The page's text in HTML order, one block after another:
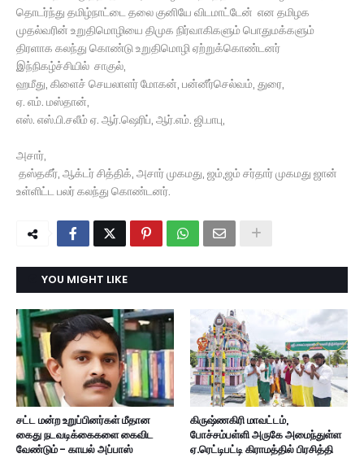
தொடர்ந்து தமிழ்நாட்டை தலை குனியே விடமாட்டேன் என தமிழக
முதல்வரின் உறுதிமொழியை திமுக நிர்வாகிகளும் பொதுமக்களும்
திரளாக கலந்து கொண்டு உறுதிமொழி ஏற்றுக்கொண்டனர்
இந்நிகழ்ச்சியில் சாகுல்,
ஹமீது, கிளைச் செயலாளர் மோகன், பன்னீர்செல்வம், துரை,
ஏ. எம். மஸ்தான்,
எஸ். எஸ்.பி.சலீம் ஏ. ஆர்.ஷெரிப், ஆர்.எம். ஜி.பாபு,
அசார்,
தஸ்தகீர், ஆக்டர் சித்திக், அசார் முகமது, ஜம்,ஜம் சர்தார் முகமது ஜான்
உள்ளிட்ட பலர் கலந்து கொண்டனர்.
YOU MIGHT LIKE
சட்ட மன்ற உறுப்பினர்கள் மீதான
கைது நடவடிக்கைகளை கைவிட
வேண்டும் - காயல் அப்பாஸ்
கிருஷ்ணகிரி மாவட்டம்,
போச்சம்பள்ளி அருகே அமைந்துள்ள
ஏ.ரெட்டிபட்டி கிராமத்தில் பிரசித்தி